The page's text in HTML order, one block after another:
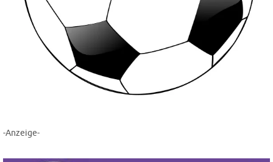
-Anzeige-